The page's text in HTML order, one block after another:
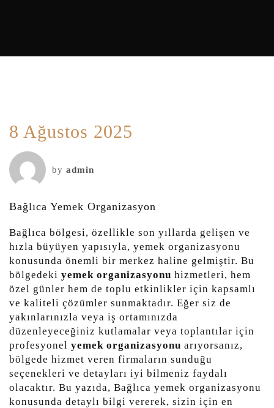
8 Ağustos 2025
by admin
Bağlıca Yemek Organizasyon
Bağlıca bölgesi, özellikle son yıllarda gelişen ve
hızla büyüyen yapısıyla, yemek organizasyonu
konusunda önemli bir merkez haline gelmiştir. Bu
bölgedeki yemek organizasyonu hizmetleri, hem
özel günler hem de toplu etkinlikler için kapsamlı
ve kaliteli çözümler sunmaktadır. Eğer siz de
yakınlarınızla veya iş ortamınızda
düzenleyeceğiniz kutlamalar veya toplantılar için
profesyonel yemek organizasyonu arıyorsanız,
bölgede hizmet veren firmaların sunduğu
seçenekleri ve detayları iyi bilmeniz faydalı
olacaktır. Bu yazıda, Bağlıca yemek organizasyonu
konusunda detaylı bilgi vererek, sizin için en